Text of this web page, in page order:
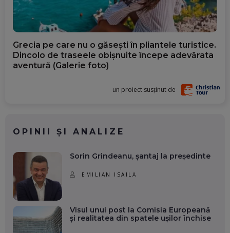
Grecia pe care nu o găsești în pliantele turistice.
Dincolo de traseele obișnuite începe adevărata
aventură (Galerie foto)
un proiect susținut de
OPINII ȘI ANALIZE
Sorin Grindeanu, șantaj la președinte
EMILIAN ISAILĂ
Visul unui post la Comisia Europeană
și realitatea din spatele ușilor închise